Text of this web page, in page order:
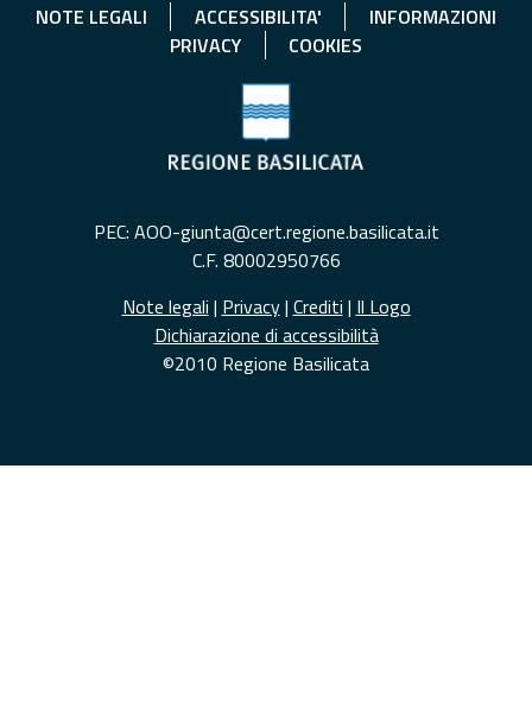
NOTE LEGALI ACCESSIBILITA'
INFORMAZIONI
PRIVACY
COOKIES
PEC: AOO-giunta@cert.regione.basilicata.it
C.F. 80002950766
Note legali | Privacy| Crediti | Il Logo
Dichiarazione di accessibilità
©2010 Regione Basilicata